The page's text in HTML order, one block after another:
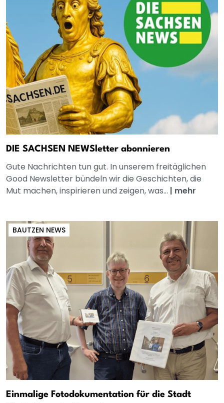
DIE SACHSEN NEWSletter abonnieren
Gute Nachrichten tun gut. In unserem freitäglichen
Good Newsletter bündeln wir die Geschichten, die
Mut machen, inspirieren und zeigen, was... | mehr
BAUTZEN NEWS
Einmalige Fotodokumentation für die Stadt